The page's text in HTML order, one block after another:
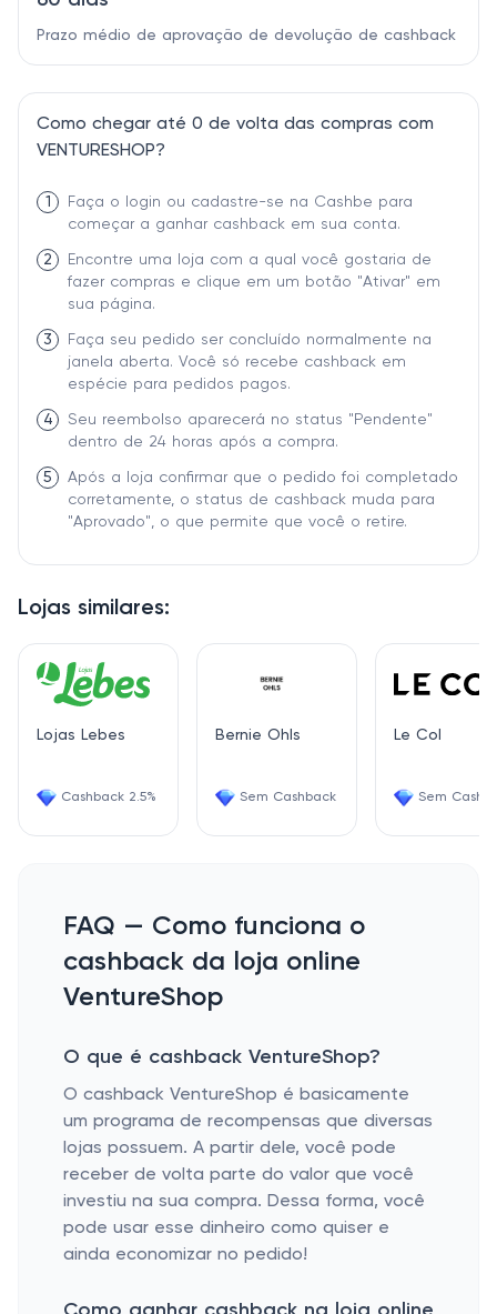
Lojas similares:
Lojas Lebes
Cashback 2.5%
Bernie Ohls
Sem Cashback
Le Col
Sem
Prazo médio de aprovação de devolução de cashback
Como chegar até 0 de volta das compras com
VENTURESHOP?
1
Faça o login ou cadastre-se na Cashbe para
começar a ganhar cashback em sua conta.
2
Encontre uma loja com a qual você gostaria de
fazer compras e clique em um botão "Ativar" em
sua página.
3
Faça seu pedido ser concluído normalmente na
janela aberta. Você só recebe cashback em
espécie para pedidos pagos.
4
Seu reembolso aparecerá no status "Pendente"
dentro de 24 horas após a compra.
5
Após a loja confirmar que o pedido foi completado
corretamente, o status de cashback muda para
"Aprovado", o que permite que você o retire.
FAQ — Como funciona o
cashback da loja online
VentureShop
O que é cashback VentureShop?
O cashback VentureShop é basicamente
um programa de recompensas que diversas
lojas possuem. A partir dele, você pode
receber de volta parte do valor que você
investiu na sua compra. Dessa forma, você
pode usar esse dinheiro como quiser e
ainda economizar no pedido!